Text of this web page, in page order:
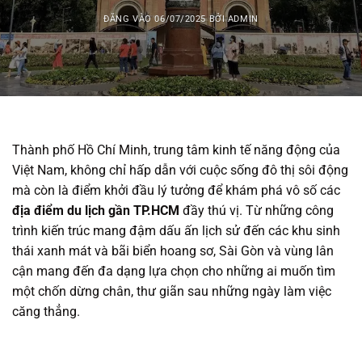
ĐĂNG VÀO06/07/2025 BỞIADMIN
Thành phố Hồ Chí Minh, trung tâm kinh tế năng động của
Việt Nam, không chỉ hấp dẫn với cuộc sống đô thị sôi động
mà còn là điểm khởi đầu lý tưởng để khám phá vô số các
địa điểm du lịch gần TP.HCM đầy thú vị. Từ những công
trình kiến trúc mang đậm dấu ấn lịch sử đến các khu sinh
thái xanh mát và bãi biển hoang sơ, Sài Gòn và vùng lân
cận mang đến đa dạng lựa chọn cho những ai muốn tìm
một chốn dừng chân, thư giãn sau những ngày làm việc
căng thẳng.